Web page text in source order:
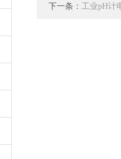
下一条： 工业pH计